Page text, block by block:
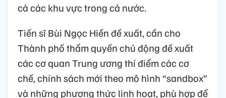
cả các khu vực trong cả nước.
Tiến sĩ Bùi Ngọc Hiền đề xuất, cần cho
Thành phố thẩm quyền chủ động đề xuất
các cơ quan Trung ương thí điểm các cơ
chế, chính sách mới theo mô hình “sandbox”
và những phương thức linh hoạt, phù hợp để